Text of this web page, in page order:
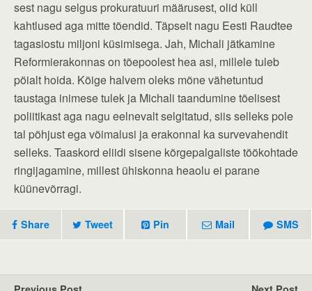
sest nagu selgus prokuratuuri määrusest, olid küll
kahtlused aga mitte tõendid. Täpselt nagu Eesti Raudtee
tagasiostu miljoni küsimisega. Jah, Michali jätkamine
Reformierakonnas on tõepoolest hea asi, millele tuleb
pöialt hoida. Kõige halvem oleks mõne vähetuntud
taustaga inimese tulek ja Michali taandumine tõelisest
poliitikast aga nagu eelnevalt selgitatud, siis selleks pole
tal põhjust ega võimalusi ja erakonnal ka survevahendit
selleks. Taaskord eliidi sisene kõrgepalgaliste töökohtade
ringijagamine, millest ühiskonna heaolu ei parane
küünevõrragi.
Share Tweet Pin Mail SMS